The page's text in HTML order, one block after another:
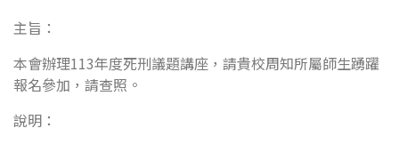
主旨：
本會辦理113年度死刑議題講座，請貴校周知所屬師生踴躍
報名參加，請查照。
說明：